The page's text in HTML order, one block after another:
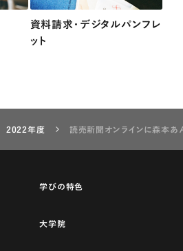
資料請求・デジタルパンフレ
ット
2022年度 読売新聞オンラインに森本あ
学びの特色
大学院